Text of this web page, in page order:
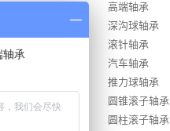
高端轴承
深沟球轴承
滚针轴承
汽车轴承
推力球轴承
圆锥滚子轴承
圆柱滚子轴承
轴承